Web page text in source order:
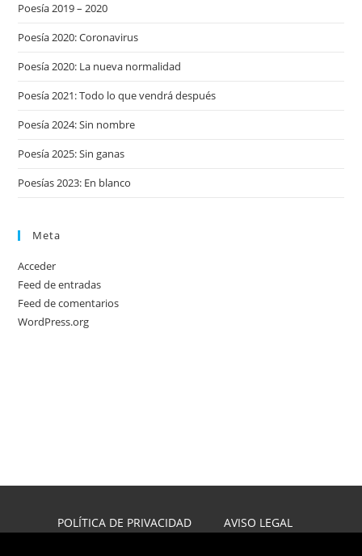
Poesía 2019 – 2020
Poesía 2020: Coronavirus
Poesía 2020: La nueva normalidad
Poesía 2021: Todo lo que vendrá después
Poesía 2024: Sin nombre
Poesía 2025: Sin ganas
Poesías 2023: En blanco
Meta
Acceder
Feed de entradas
Feed de comentarios
WordPress.org
POLÍTICA DE PRIVACIDAD
AVISO LEGAL